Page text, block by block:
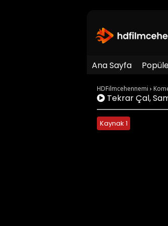
Ana Sayfa
HDFilmcehennemi ›
Tekrar Çal,
Kaynak 1